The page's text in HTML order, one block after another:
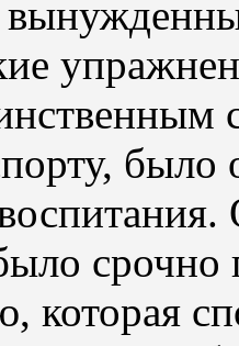
было
срочно
которая